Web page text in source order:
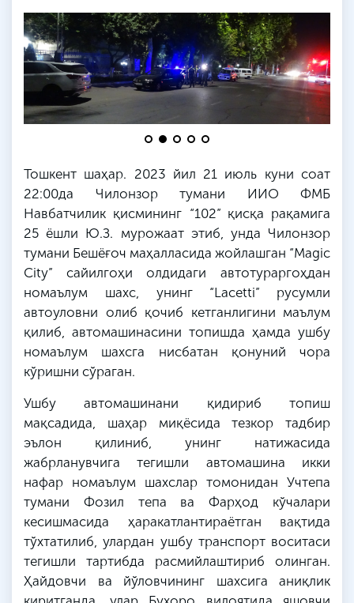
Тошкент шаҳар. 2023 йил 21 июль куни соат
22:00да Чилонзор тумани ИИО
ФМБ
Навбатчилик қисмининг “102” қисқа рақамига
25 ёшли Ю.З. мурожаат этиб, унда Чилонзор
тумани Бешёғоч маҳалласида жойлашган “Magic
City” сайилгоҳи олдидаги автотураргоҳдан
номаълум шахс, унинг “Lacetti” русумли
автоуловни олиб қочиб кетганлигини маълум
қилиб, автомашинасини топишда ҳамда ушбу
номаълум шахсга нисбатан қонуний чора
кўришни сўраган.
Ушбу автомашинани қидириб топиш
мақсадида, шаҳар миқёсида тезкор тадбир
эълон қилиниб, унинг натижасида
жабрланувчига тегишли автомашина икки
нафар номаълум шахслар томонидан Учтепа
тумани Фозил тепа ва Фарҳод кўчалари
кесишмасида ҳаракатлантираётган вақтида
тўхтатилиб, улардан ушбу транспорт воситаси
тегишли тартибда расмийлаштириб олинган.
Ҳайдовчи ва йўловчининг шахсига аниқлик